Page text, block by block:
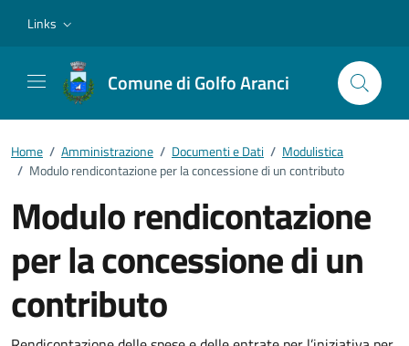
Links
Comune di Golfo Aranci
Home / Amministrazione / Documenti e Dati / Modulistica
/ Modulo rendicontazione per la concessione di un contributo
Modulo rendicontazione
per la concessione di un
contributo